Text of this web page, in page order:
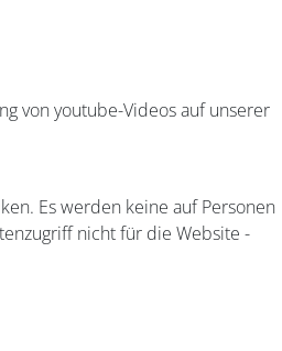
von youtube-Videos auf unserer
Es werden keine auf Personen
nicht für die Website -